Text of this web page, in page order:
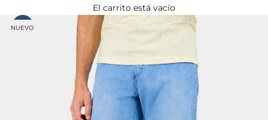
El carrito está vacío
Zoom
NUEVO